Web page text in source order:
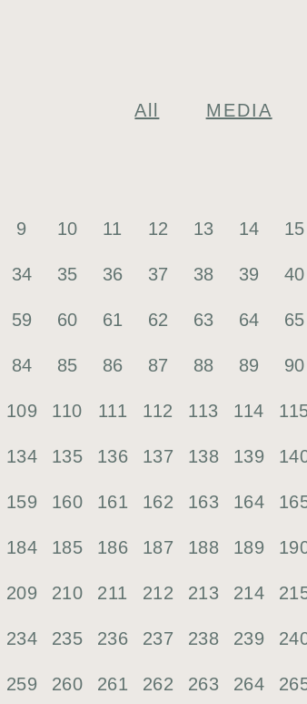
All MEDIA
9 10 11 12 13 14 15
34 35 36 37 38 39 40
59 60 61 62 63 64 65
84 85 86 87 88 89 90
109 110 111 112 113 114
134 135 136 137 138 139
159 160 161 162 163 164
184 185 186 187 188 189
209 210 211 212 213 214
234 235 236 237 238 239
259 260 261 262 263 264